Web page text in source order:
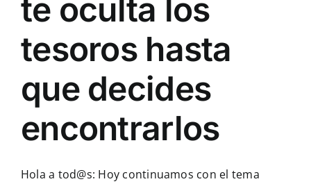
te oculta los
tesoros hasta
que decides
encontrarlos
Hola a tod@s: Hoy continuamos con el tema